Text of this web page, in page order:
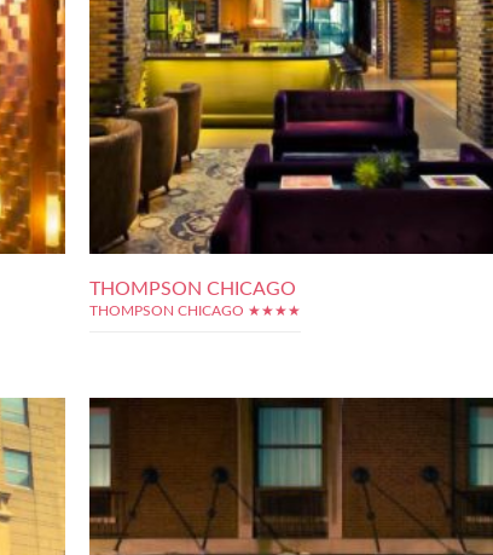
THOMPSON CHICAGO
THOMPSON CHICAGO ★★★★